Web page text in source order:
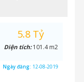
5.8 Tỷ
Diện tích:101.4 m2
Ngày đăng: 12-08-2019